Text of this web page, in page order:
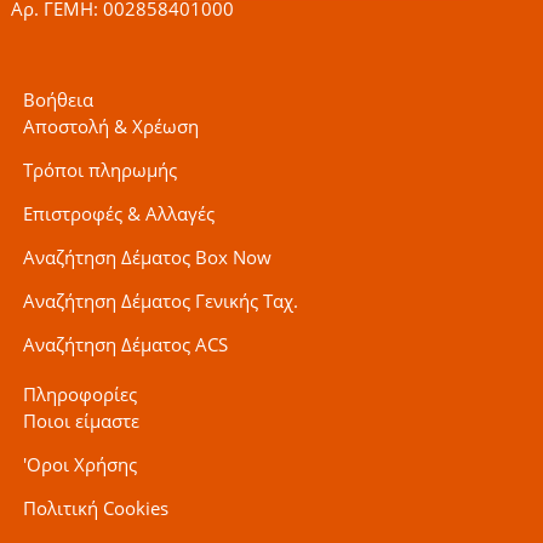
Αρ. ΓΕΜΗ: 002858401000
Βοήθεια
Αποστολή & Χρέωση
Τρόποι πληρωμής
Επιστροφές & Αλλαγές
Αναζήτηση Δέματος Box Now
Αναζήτηση Δέματος Γενικής Ταχ.
Αναζήτηση Δέματος ACS
Πληροφορίες
Ποιοι είμαστε
'Οροι Χρήσης
Πολιτική Cookies